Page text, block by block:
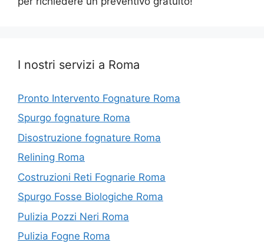
I nostri servizi a Roma
Pronto Intervento Fognature Roma
Spurgo fognature Roma
Disostruzione fognature Roma
Relining Roma
Costruzioni Reti Fognarie Roma
Spurgo Fosse Biologiche Roma
Pulizia Pozzi Neri Roma
Pulizia Fogne Roma